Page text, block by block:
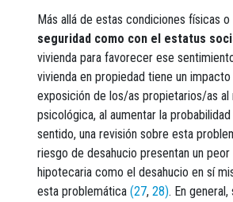
Más allá de estas condiciones físicas
seguridad como con el estatus
vivienda para favorecer ese
vivienda en propiedad tiene un
exposición de los/as propietarios/as
psicológica, al aumentar la
sentido, una revisión sobre esta
riesgo de desahucio presentan un
hipotecaria como el desahucio en sí
esta problemática (27, 28). En